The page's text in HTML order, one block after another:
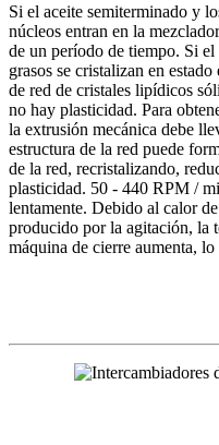
Si el aceite semiterminado y
núcleos entran en la
de un período de tiempo. Si
grasos se cristalizan en
de red de cristales lipídicos
no hay plasticidad. Para
la extrusión mecánica debe
estructura de la red puede
de la red, recristalizando,
plasticidad. 50 - 440 RPM /
lentamente. Debido al calor
producido por la agitación, la
máquina de cierre aumenta,